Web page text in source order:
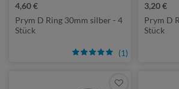
4,60 €
(1)
Prym D Ring 30mm silber - 4
Stück
3,20 €
Prym D
Stück